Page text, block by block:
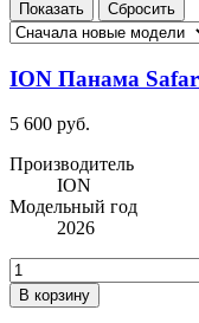
ION Панама
5 600 руб.
Производитель
ION
Модельный год
2026
В корзину